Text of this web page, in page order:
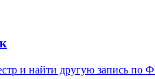
и найти другую запись по